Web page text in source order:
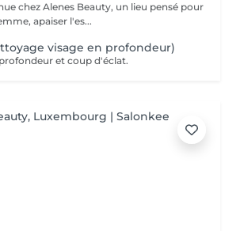
apaiser l'es...
visage en profondeur)
et coup d'éclat.